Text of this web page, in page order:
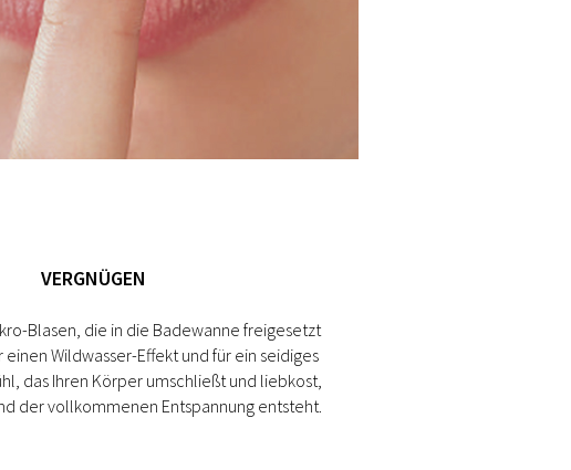
VERGNÜGEN
Blasen, die in die Badewanne freigesetzt
Wildwasser-Effekt und für ein seidiges
das Ihren Körper umschließt und liebkost,
der vollkommenen Entspannung entsteht.